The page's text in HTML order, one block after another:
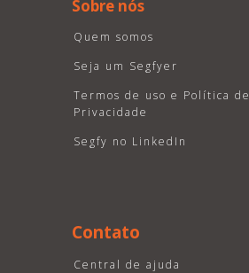
Sobre nós
Quem somos
Seja um Segfyer
Termos de uso e Política de
Privacidade
Segfy no LinkedIn
Contato
Central de ajuda